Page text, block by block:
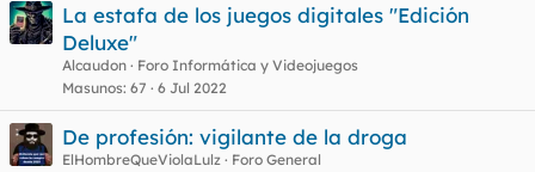
La estafa de los juegos digitales "Edición
Deluxe"
Alcaudon
Foro Informática y Videojuegos
Masunos 67 6 Jul 2022
De profesión: vigilante de la droga
ElHombreQueViolaLulz
Foro General